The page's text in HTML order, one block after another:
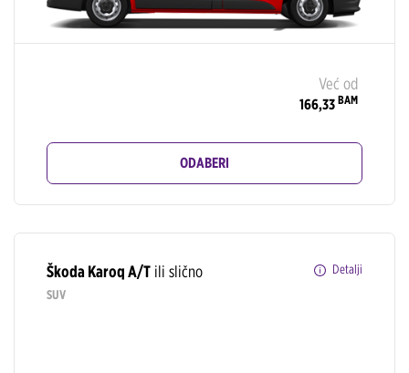
Već od
166,33 BAM
ODABERI
Škoda Karoq A/T ili slično
Detalji
SUV